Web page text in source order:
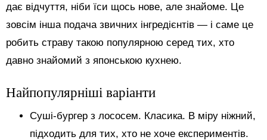
дає відчуття, ніби їси щось нове, але знайоме. Це
зовсім інша подача звичних інгредієнтів — і саме це
робить страву такою популярною серед тих, хто
давно знайомий з японською кухнею.
Найпопулярніші варіанти
Суші-бургер з лососем. Класика. В міру ніжний,
підходить для тих, хто не хоче експериментів.